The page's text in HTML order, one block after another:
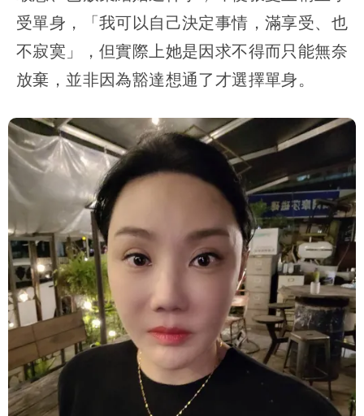
受單身，「我可以自己決定事情，滿享受、也
不寂寞」，但實際上她是因求不得而只能無奈
放棄，並非因為豁達想通了才選擇單身。